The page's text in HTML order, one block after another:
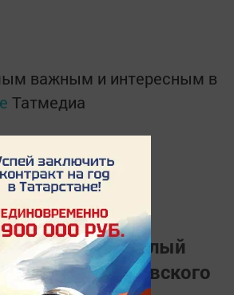
важным и интересным в
Татмедиа
Татарстана в
MАХ:
на газету "Светлый
о жизни Тукаевского